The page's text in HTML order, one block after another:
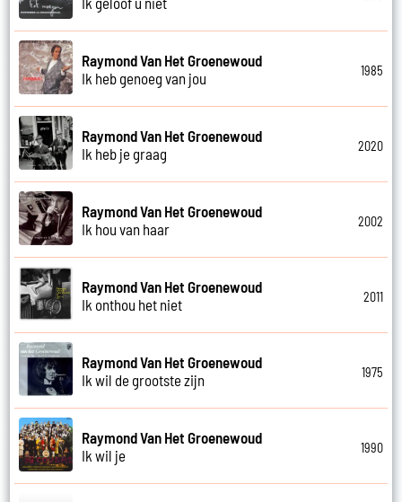
Raymond Van Het Groenewoud
Ik heb genoeg van jou
1985
Raymond Van Het Groenewoud
Ik heb je graag
2020
Raymond Van Het Groenewoud
Ik hou van haar
2002
Raymond Van Het Groenewoud
Ik onthou het niet
2011
Raymond Van Het Groenewoud
Ik wil de grootste zijn
1975
Raymond Van Het Groenewoud
Ik wil je
1990